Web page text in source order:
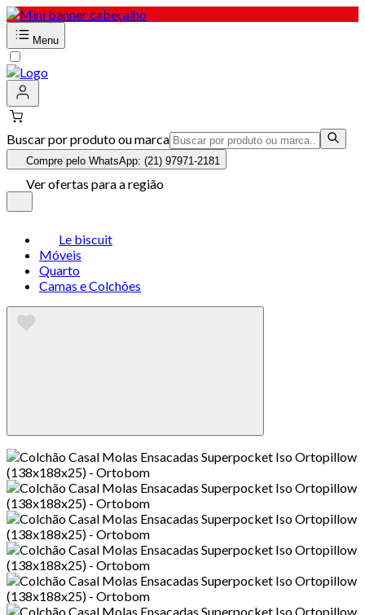
Menu
Buscar por produto ou marca
Compre pelo WhatsApp: (21) 97971-2181
Ver ofertas para a região
Le biscuit
Móveis
Quarto
Camas e Colchões